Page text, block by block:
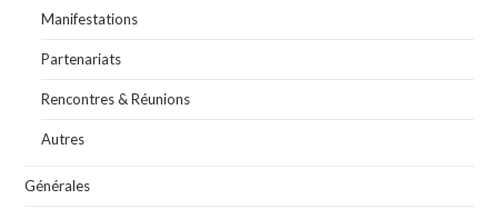
Manifestations
Partenariats
Rencontres & Réunions
Autres
Générales